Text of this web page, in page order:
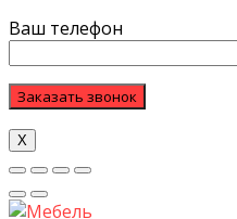
Ваш телефон
Х